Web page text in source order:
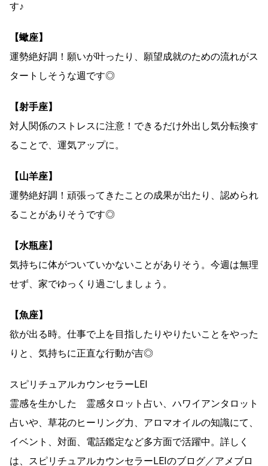
す♪
【蠍座】
運勢絶好調！願いが叶ったり、願望成就のための流れがス
タートしそうな週です◎
【射手座】
対人関係のストレスに注意！できるだけ外出し気分転換す
ることで、運気アップに。
【山羊座】
運勢絶好調！頑張ってきたことの成果が出たり、認められ
ることがありそうです◎
【水瓶座】
気持ちに体がついていかないことがありそう。今週は無理
せず、家でゆっくり過ごしましょう。
【魚座】
欲が出る時。仕事で上を目指したりやりたいことをやった
りと、気持ちに正直な行動が吉◎
スピリチュアルカウンセラーLEI
霊感を生かした 霊感タロット占い、ハワイアンタロット
占いや、草花のヒーリング力、アロマオイルの知識にて、
イベント、対面、電話鑑定など多方面で活躍中。詳しく
は、スピリチュアルカウンセラーLEIのブログ／アメブロ